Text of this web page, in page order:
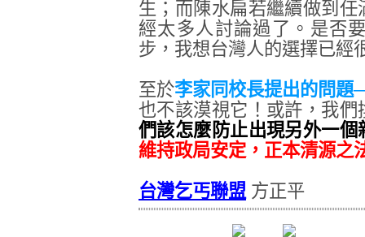
生；而陳水扁若繼續做到
經太多人討論過了。是否
步，我想台灣人的選擇已經
至於李家同校長提出的問題
也不該漠視它！或許，我們
們該怎麼防止出現另外一個
維持政局安定，正本清源之
台灣乞丐聯盟 方正平